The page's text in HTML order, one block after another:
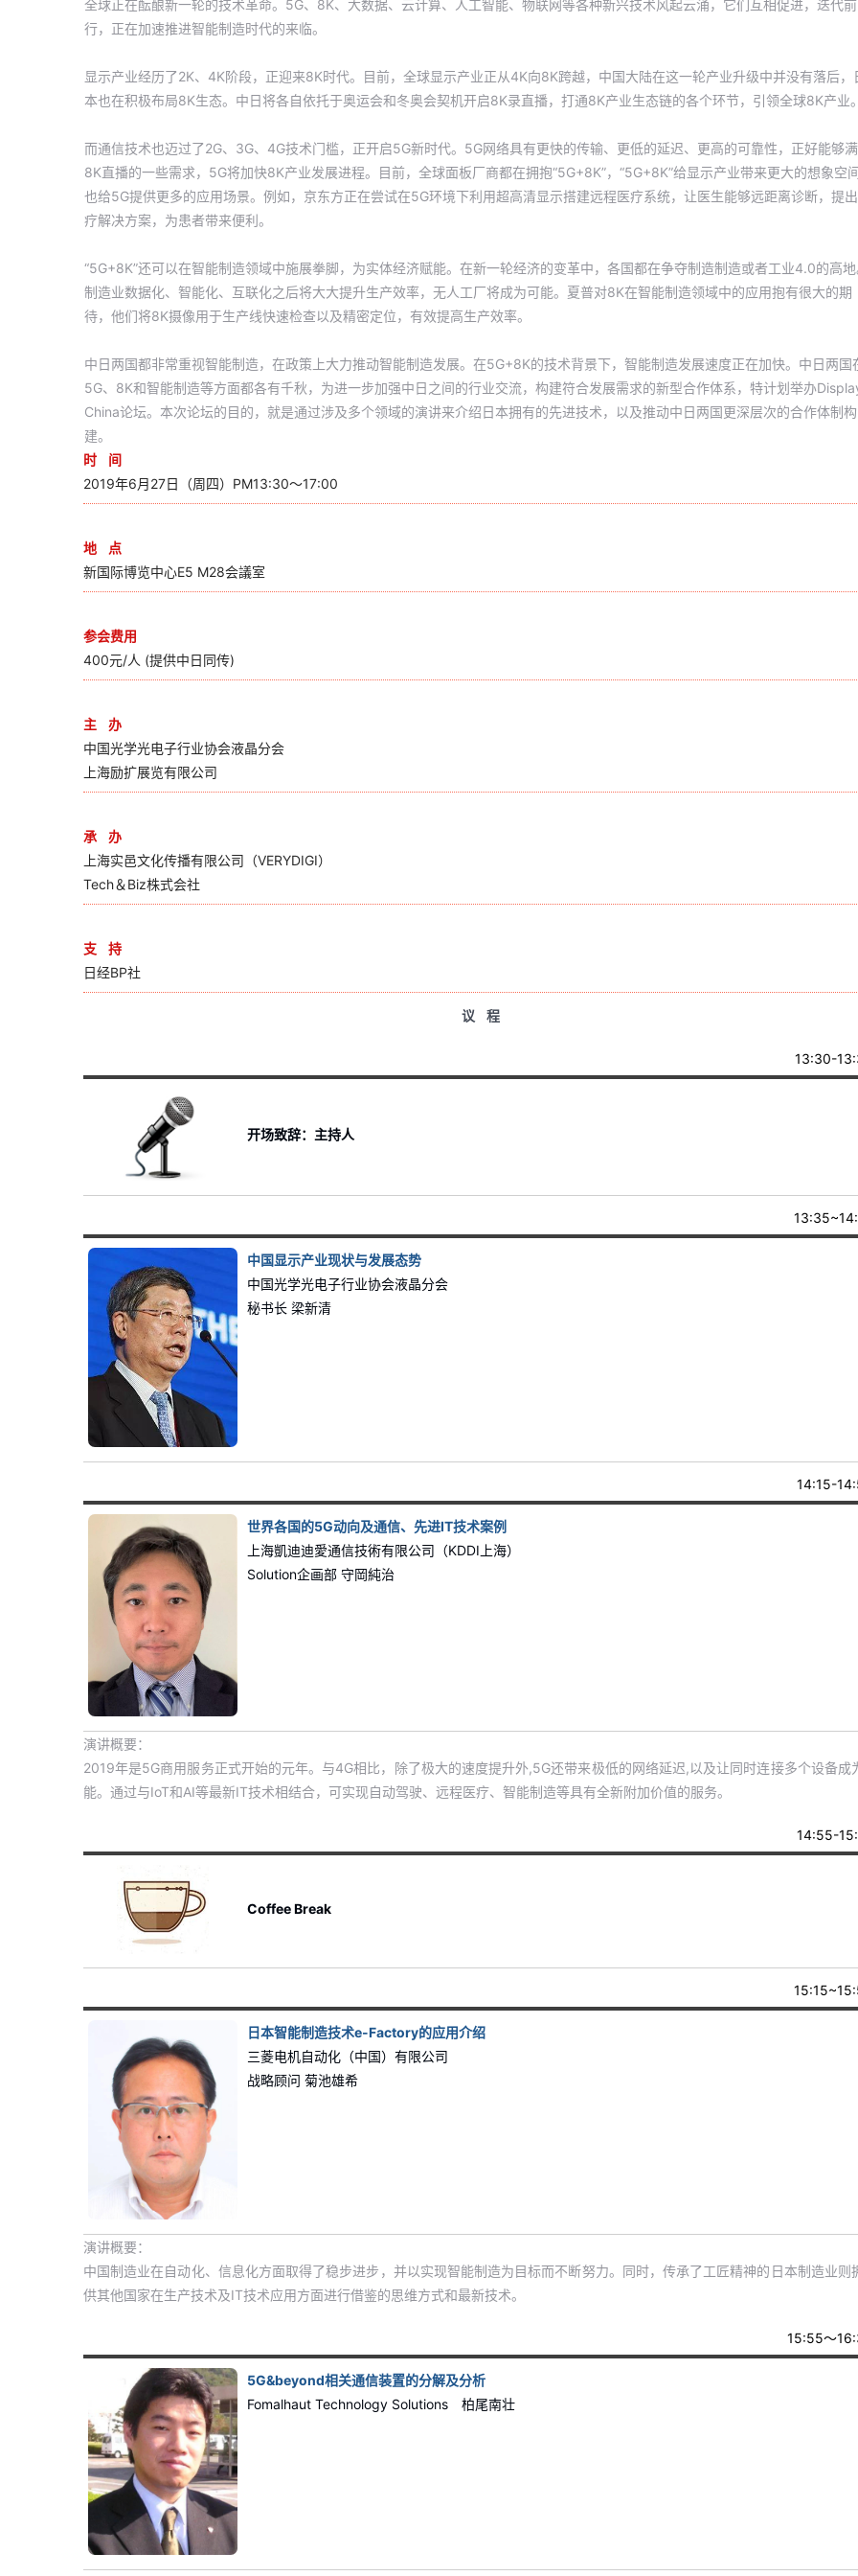
全球正在酝酿新一轮的技术革命。5G、8K、大数据、云计算、人工智能、物联网等各种新兴技术风起云涌，它们互相促进，迭代前
行，正在加速推进智能制造时代的来临。
显示产业经历了2K、4K阶段，正迎来8K时代。目前，全球显示产业正从4K向8K跨越，中国大陆在这一轮产业升级中并没有落后，
本也在积极布局8K生态。中日将各自依托于奥运会和冬奥会契机开启8K录直播，打通8K产业生态链的各个环节，引领全球8K产业
而通信技术也迈过了2G、3G、4G技术门槛，正开启5G新时代。5G网络具有更快的传输、更低的延迟、更高的可靠性，正好能够
8K直播的一些需求，5G将加快8K产业发展进程。目前，全球面板厂商都在拥抱“5G+8K”，“5G+8K”给显示产业带来更大的想象空
也给5G提供更多的应用场景。例如，京东方正在尝试在5G环境下利用超高清显示搭建远程医疗系统，让医生能够远距离诊断，提
疗解决方案，为患者带来便利。
“5G+8K”还可以在智能制造领域中施展拳脚，为实体经济赋能。在新一轮经济的变革中，各国都在争夺制造制造或者工业4.0的高
制造业数据化、智能化、互联化之后将大大提升生产效率，无人工厂将成为可能。夏普对8K在智能制造领域中的应用抱有很大的期
待，他们将8K摄像用于生产线快速检查以及精密定位，有效提高生产效率。
中日两国都非常重视智能制造，在政策上大力推动智能制造发展。在5G+8K的技术背景下，智能制造发展速度正在加快。中日两国
5G、8K和智能制造等方面都各有千秋，为进一步加强中日之间的行业交流，构建符合发展需求的新型合作体系，特计划举办
China论坛。本次论坛的目的，就是通过涉及多个领域的演讲来介绍日本拥有的先进技术，以及推动中日两国更深层次的合作体制构
建。
时 间
2019年6月27日（周四）PM13:30～17:00
地 点
新国际博览中心E5 M28会議室
参会费用
400元/人 (提供中日同传)
主 办
中国光学光电子行业协会液晶分会
上海励扩展览有限公司
承 办
上海实邑文化传播有限公司（VERYDIGI）
Tech＆Biz株式会社
支 持
日经BP社
议 程
13:30-
开场致辞：主持人
中国显示产业现状与发展态势
中国光学光电子行业协会液晶分会
秘书长 梁新清
14:15-
世界各国的5G动向及通信、先进IT技术案例
上海凱迪迪愛通信技術有限公司（KDDI上海）
Solution企画部 守岡純治
演讲概要：
2019年是5G商用服务正式开始的元年。 与4G相比，除了极大的速度提升外,5G还带来极低的网络延迟,以及让同时连接多个设备成
能。通过与IoT和AI等最新IT技术相结合，可实现自动驾驶、远程医疗、智能制造等具有全新附加价值的服务。
14:55-
Coffee Break
日本智能制造技术e-Factory的应用介绍
三菱电机自动化（中国）有限公司
战略顾问 菊池雄希
演讲概要：
中国制造业在自动化、信息化方面取得了稳步进步，并以实现智能制造为目标而不断努力。同时，传承了工匠精神的日本制造业则
供其他国家在生产技术及IT技术应用方面进行借鉴的思维方式和最新技术。
15:55～
5G&beyond相关通信装置的分解及分析
Fomalhaut Technology Solutions 柏尾南壮